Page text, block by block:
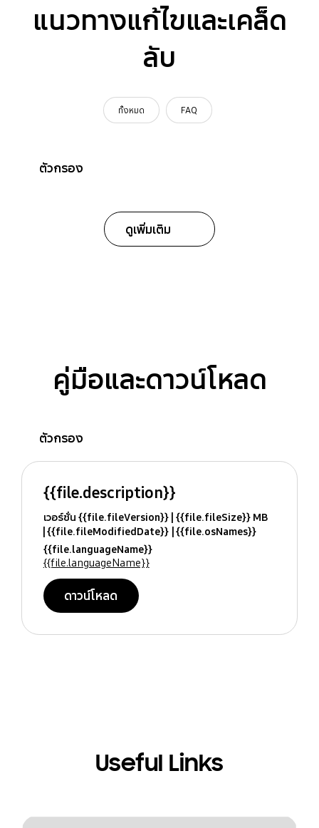
แนวทางแก้ไขและเคล็ด
ลับ
ทั้งหมด FAQ
ตัวกรอง
ดูเพิ่มเติม
คู่มือและดาวน์โหลด
ตัวกรอง
{{file.description}}
เวอร์ชั่น {{file.fileVersion}} {{file.fileSize}} MB
{{file.fileModifiedDate}} {{file.osNames}}
{{file.languageName}}
{{file.languageName}}
ดาวน์โหลด
Useful Links